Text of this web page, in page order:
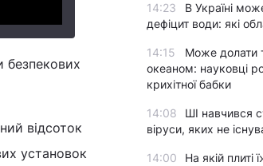
безпекових
відсоток
установок
14:23
В Україні
дефіцит води: які
14:15
Може долати
океаном: науковці
крихітної бабки
14:08
ШІ навчився
віруси, яких не
14:00
На якій плиті